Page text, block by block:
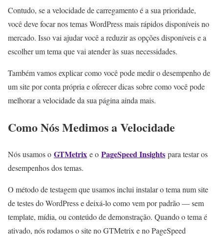
Contudo, se a velocidade de carregamento é a sua prioridade,
você deve focar nos temas WordPress mais rápidos disponíveis no
mercado. Isso vai ajudar você a reduzir as opções disponíveis e a
escolher um tema que vai atender às suas necessidades.
Também vamos explicar como você pode medir o desempenho de
um site por conta própria e oferecer dicas sobre como você pode
melhorar a velocidade da sua página ainda mais.
Como Nós Medimos a Velocidade
Nós usamos o GTMetrix e o PageSpeed Insights para testar os
desempenhos dos temas.
O método de testagem que usamos inclui instalar o tema num site
de testes do WordPress e deixá-lo como vem por padrão — sem
template, mídia, ou conteúdo de demonstração. Quando o tema é
ativado, nós rodamos o site no GTMetrix e no PageSpeed